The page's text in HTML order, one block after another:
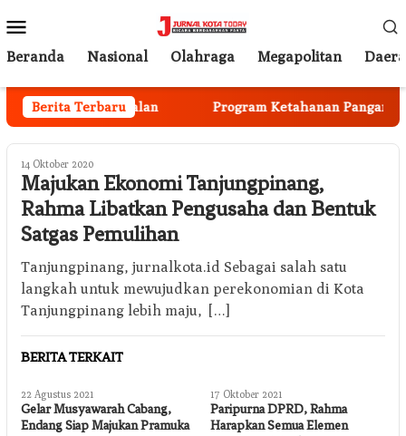
ke
kontenMobile
Beranda Nasional Olahraga Megapolitan
Berita Terbaru
Mulai Berjalan Program Ketahanan Pangan
14 Oktober 2020
Majukan Ekonomi Tanjungpinang,
Rahma Libatkan Pengusaha dan Bentuk
Satgas Pemulihan
Tanjungpinang, jurnalkota.id Sebagai salah satu
langkah untuk mewujudkan perekonomian di Kota
Tanjungpinang lebih maju, […]
BERITA TERKAIT
22 Agustus 2021
Gelar Musyawarah Cabang,
Endang Siap Majukan Pramuka
17 Oktober 2021
Paripurna DPRD, Rahma
Harapkan Semua Elemen